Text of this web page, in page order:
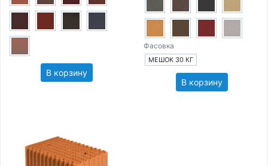
В корзину
Фасовка
МЕШОК 30 КГ
В корзину